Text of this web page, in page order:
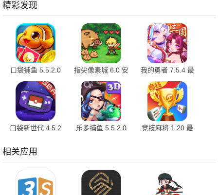
精彩发现
口袋捕鱼 5.5.2.0
最新版
指尖像素城 6.0 安
卓版
我的勇者 7.5.4 最
新版
口袋新世代 4.5.2
乐多捕鱼 5.5.2.0
竞技麻将 1.20 最
相关应用